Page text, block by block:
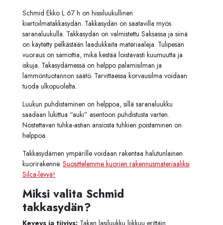
Schmid Ekko L 67 h on hissiluukullinen
kiertoilmatakkasydän. Takkasydän on saatavilla myös
saranaluukulla. Takkasydän on valmistettu Saksassa ja siinä
on käytetty pelkästään laadukkaita materiaaleja. Tulipesän
vuoraus on samottia, mikä kestää loistavasti kuumuutta ja
iskuja. Takasydämessä on helppo palamisilman ja
lämmöntuotannon säätö. Tarvittaessa korvausilma voidaan
tuoda ulkopuolelta.
Luukun puhdistaminen on helppoa, sillä saranaluukku
saadaan lukittua “auki” asentoon puhdistusta varten.
Nostettavan tuhka-astian ansiosta tuhkien poistaminen on
helppoa.
Takkasydämen ympärille voidaan rakentaa halutunlainen
kuorirakenne. Suosittelemme kuorien rakennusmateriaaliksi
Silca-levyä!
Miksi valita Schmid
takkasydän?
Keveys ja tiiviys: Takan lasiluukku liikkuu erittäin